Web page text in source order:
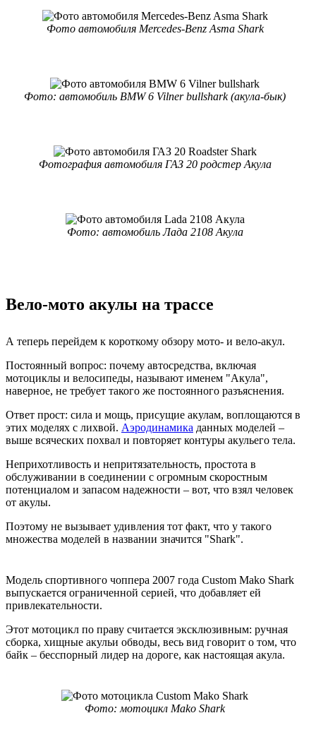
Фото автомобиля Mercedes-Benz Asma Shark
Фото: автомобиль BMW 6 Vilner bullshark (акула-бык)
Фотография автомобиля ГАЗ 20 родстер Акула
Фото: автомобиль Лада 2108 Акула
Вело-мото акулы на трассе
А теперь перейдем к короткому обзору мото- и вело-акул.
Постоянный вопрос: почему автосредства, включая
мотоциклы и велосипеды, называют именем "Акула",
наверное, не требует такого же постоянного разъяснения.
Ответ прост: сила и мощь, присущие акулам, воплощаются в
этих моделях с лихвой. Аэродинамика данных моделей –
выше всяческих похвал и повторяет контуры акульего тела.
Неприхотливость и непритязательность, простота в
обслуживании в соединении с огромным скоростным
потенциалом и запасом надежности – вот, что взял человек
от акулы.
Поэтому не вызывает удивления тот факт, что у такого
множества моделей в названии значится "Shark".
Модель спортивного чоппера 2007 года Custom Mako Shark
выпускается ограниченной серией, что добавляет ей
привлекательности.
Этот мотоцикл по праву считается эксклюзивным: ручная
сборка, хищные акульи обводы, весь вид говорит о том, что
байк – бесспорный лидер на дороге, как настоящая акула.
Фото: мотоцикл Mako Shark